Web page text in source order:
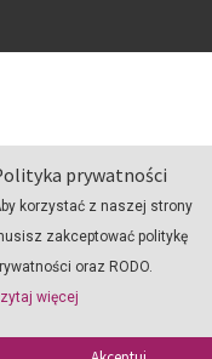
prywatności
korzystać z naszej strony
zakceptować politykę
oraz RODO.
więcej